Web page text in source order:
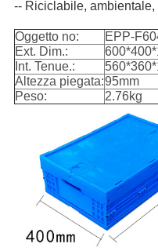
-- Riciclabile,
Oggetto no:
EPP-
Ext. Dim.:
Int. Tenue.:
Altezza piegata:95mm
Peso:
2.76kg